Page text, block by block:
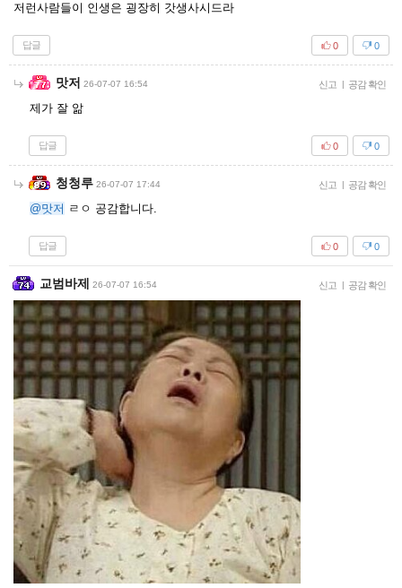
저런사람들이 인생은 굉장히 갓생사시드라
답글 0
0
맛저 26-07-07 16:54 신고 | 공감 확인
제가 잘 앎
답글 0
0
청청루 26-07-07 17:44 신고 | 공감 확인
@맛저 ㄹㅇ 공감합니다.
답글 0
0
교범바제 26-07-07 16:54 신고 | 공감 확인